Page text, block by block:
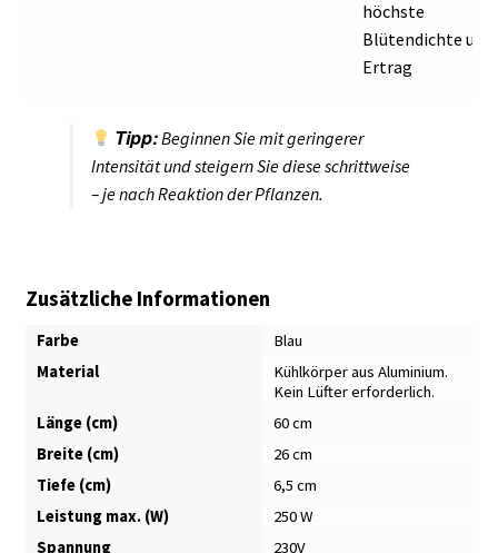
höchste
Blütendichte und
Ertrag
Tipp:Beginnen Sie mit geringerer
Intensität und steigern Sie diese schrittweise
– je nach Reaktion der Pflanzen.
Zusätzliche Informationen
Farbe
Blau
Material
Kühlkörper aus Aluminium.
Kein Lüfter erforderlich.
Länge (cm)
60 cm
Breite (cm)
26 cm
Tiefe (cm)
6,5 cm
Leistung max. (W)
250 W
Spannung
230V